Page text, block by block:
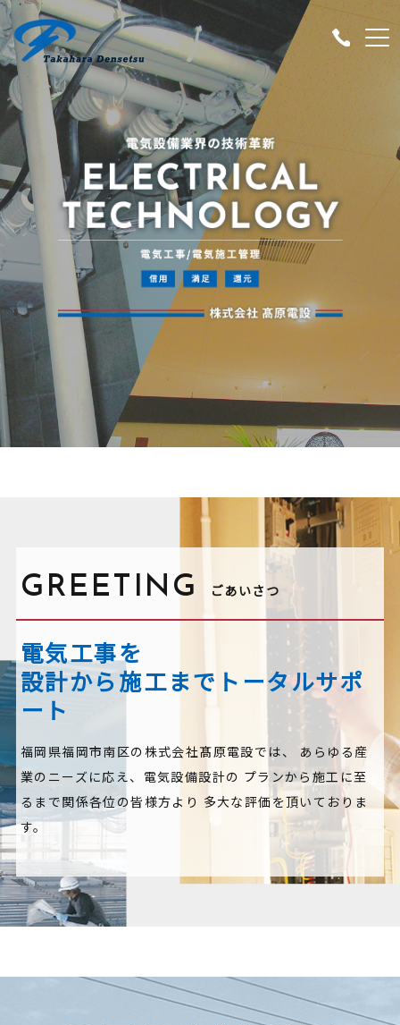
GREETING ごあいさつ
電気工事を
設計から施工までトータルサポ
ート
福岡県福岡市南区の株式会社髙原電設では、
あらゆる産
業のニーズに応え、電気設備設計の プランから施工に至
るまで関係各位の皆様方より 多大な評価を頂いておりま
す。